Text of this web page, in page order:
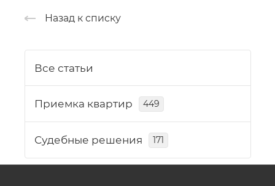
Назад к списку
Все статьи
Приемка квартир 449
Судебные решения 171